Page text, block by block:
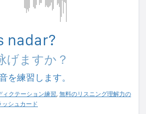
nadar?
げますか？
を練習します。
ィクテーション練習, 無料のリスニング理解力の
シュカード